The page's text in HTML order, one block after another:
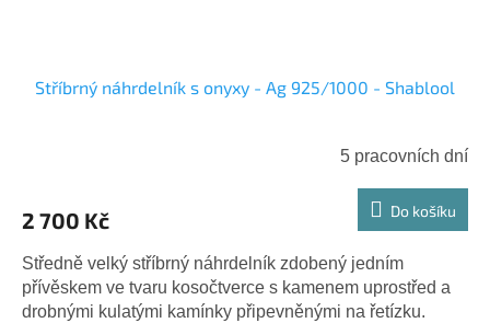
Stříbrný náhrdelník s onyxy - Ag 925/1000 - Shablool
5 pracovních dní
2 700 Kč Do košíku
Středně velký stříbrný náhrdelník zdobený jedním
přívěskem ve tvaru kosočtverce s kamenem uprostřed a
drobnými kulatými kamínky připevněnými na řetízku.